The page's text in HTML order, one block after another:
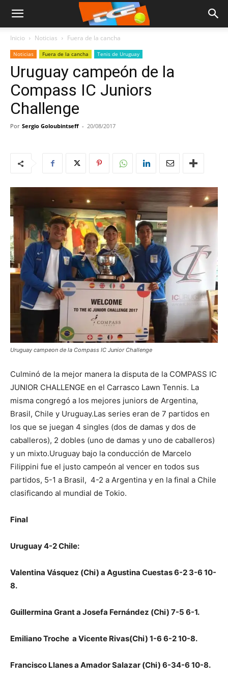
Inicio Noticias Fuera de la cancha
Noticias Fuera de la cancha Tenis de Uruguay
Uruguay campeón de la
Compass IC Juniors
Challenge
Por Sergio Goloubintseff - 20/08/2017
Uruguay campeon de la Compass IC Junior Challenge
Culminó de la mejor manera la disputa de la COMPASS IC
JUNIOR CHALLENGE en el Carrasco Lawn Tennis. La
misma congregó a los mejores juniors de Argentina,
Brasil, Chile y Uruguay.Las series eran de 7 partidos en
los que se juegan 4 singles (dos de damas y dos de
caballeros), 2 dobles (uno de damas y uno de caballeros)
y un mixto.Uruguay bajo la conducción de Marcelo
Filippini fue el justo campeón al vencer en todos sus
partidos, 5-1 a Brasil, 4-2 a Argentina y en la final a Chile
clasificando al mundial de Tokio.
Final
Uruguay 4-2 Chile:
Valentina Vásquez (Chi) a Agustina Cuestas 6-2 3-6 10-
8.
Guillermina Grant a Josefa Fernández (Chi) 7-5 6-1.
Emiliano Troche a Vicente Rivas(Chi) 1-6 6-2 10-8.
Francisco Llanes a Amador Salazar (Chi) 6-34-6 10-8.